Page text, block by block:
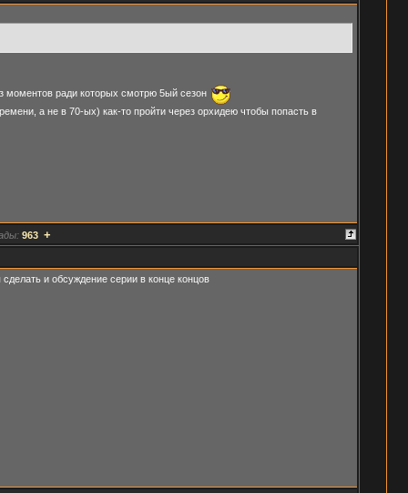
моментов ради которых смотрю 5ый сезон
а не в 70-ых) как-то пройти через орхидею чтобы попасть в
963 +
и обсуждение серии в конце концов